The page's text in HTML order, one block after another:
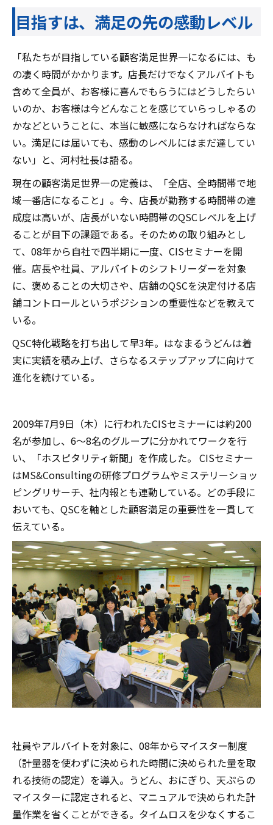
目指すは、満足の先の感動レベル
「私たちが目指している顧客満足世界一になるには、も
の凄く時間がかかります。店長だけでなくアルバイトも
含めて全員が、お客様に喜んでもらうにはどうしたらい
いのか、お客様は今どんなことを感じていらっしゃるの
かなどということに、本当に敏感にならなければならな
い。満足には届いても、感動のレベルにはまだ達してい
ない」と、河村社長は語る。
現在の顧客満足世界一の定義は、「全店、全時間帯で地
域一番店になること」。今、店長が勤務する時間帯の達
成度は高いが、店長がいない時間帯のQSCレベルを上げ
ることが目下の課題である。そのための取り組みとし
て、08年から自社で四半期に一度、CISセミナーを開
催。店長や社員、アルバイトのシフトリーダーを対象
に、褒めることの大切さや、店舗のQSCを決定付ける店
舗コントロールというポジションの重要性などを教えて
いる。
QSC特化戦略を打ち出して早3年。はなまるうどんは着
実に実績を積み上げ、さらなるステップアップに向けて
進化を続けている。
2009年7月9日（木）に行われたCISセミナーには約200
名が参加し、6～8名のグループに分かれてワークを行
い、「ホスピタリティ新聞」を作成した。 CISセミナー
はMS&Consultingの研修プログラムやミステリーショッ
ピングリサーチ、社内報とも連動している。どの手段に
おいても、QSCを軸とした顧客満足の重要性を一貫して
伝えている。
社員やアルバイトを対象に、08年からマイスター制度
（計量器を使わずに決められた時間に決められた量を取
れる技術の認定）を導入。うどん、おにぎり、天ぷらの
マイスターに認定されると、マニュアルで決められた計
量作業を省くことができる。タイムロスを少なくするこ